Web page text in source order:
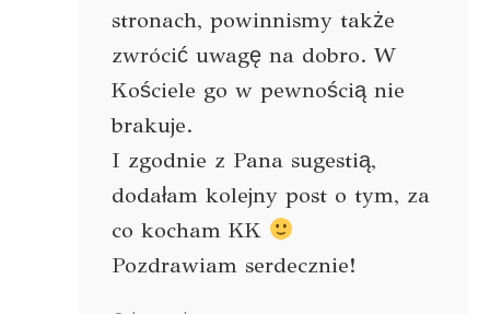
stronach, powinnismy także
zwrócić uwagę na dobro. W
Kościele go w pewnością nie
brakuje.
I zgodnie z Pana sugestią,
dodałam kolejny post o tym, za
co kocham KK
Pozdrawiam serdecznie!